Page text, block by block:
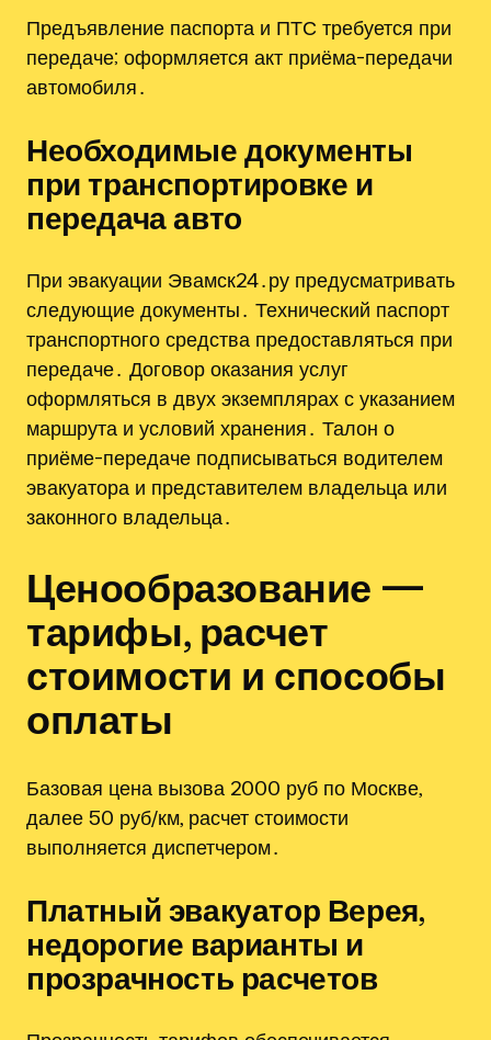
Предъявление паспорта и ПТС требуется при
передаче; оформляется акт приёма-передачи
автомобиля․
Необходимые документы
при транспортировке и
передача авто
При эвакуации Эвамск24․ру предусматривать
следующие документы․ Технический паспорт
транспортного средства предоставляться при
передаче․ Договор оказания услуг
оформляться в двух экземплярах с указанием
маршрута и условий хранения․ Талон о
приёме-передаче подписываться водителем
эвакуатора и представителем владельца или
законного владельца․
Ценообразование —
тарифы‚ расчет
стоимости и способы
оплаты
Базовая цена вызова 2000 руб по Москве‚
далее 50 руб/км, расчет стоимости
выполняется диспетчером․
Платный эвакуатор Верея‚
недорогие варианты и
прозрачность расчетов